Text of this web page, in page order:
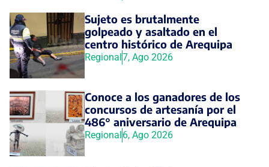
Sujeto es brutalmente
golpeado y asaltado en el
centro histórico de Arequipa
Regional7, Ago 2026
Conoce a los ganadores de los
concursos de artesanía por el
486° aniversario de Arequipa
Regional6, Ago 2026